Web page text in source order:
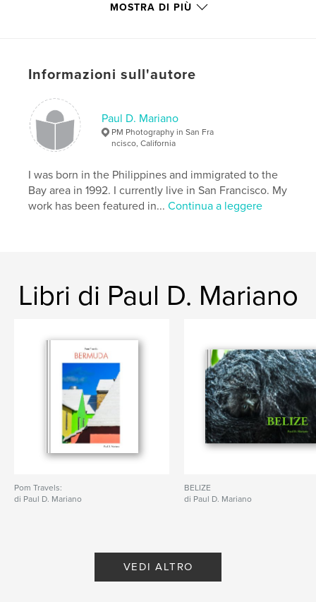
Funzionalità e dettagli
N° di pagine:216
Copertina morbida: 9781714470365
Data di pubblicazione:feb 24, 2020
LinguaEnglish
Parole chiave
safari , Hoanib , Palmwag , Paul Mariano ,
MOSTRA DI PIÙ
Informazioni sull'autore
Paul D. Mariano
PM Photography in San Fra
ncisco, California
I was born in the Philippines and immigrated to the
Bay area in 1992. I currently live in San Francisco. My
work has been featured in...Continua a leggere
Libri di Paul D. Mariano
Pom Travels:
di Paul D. Mariano
BELIZE
di Paul D. Mariano
VEDI ALTRO